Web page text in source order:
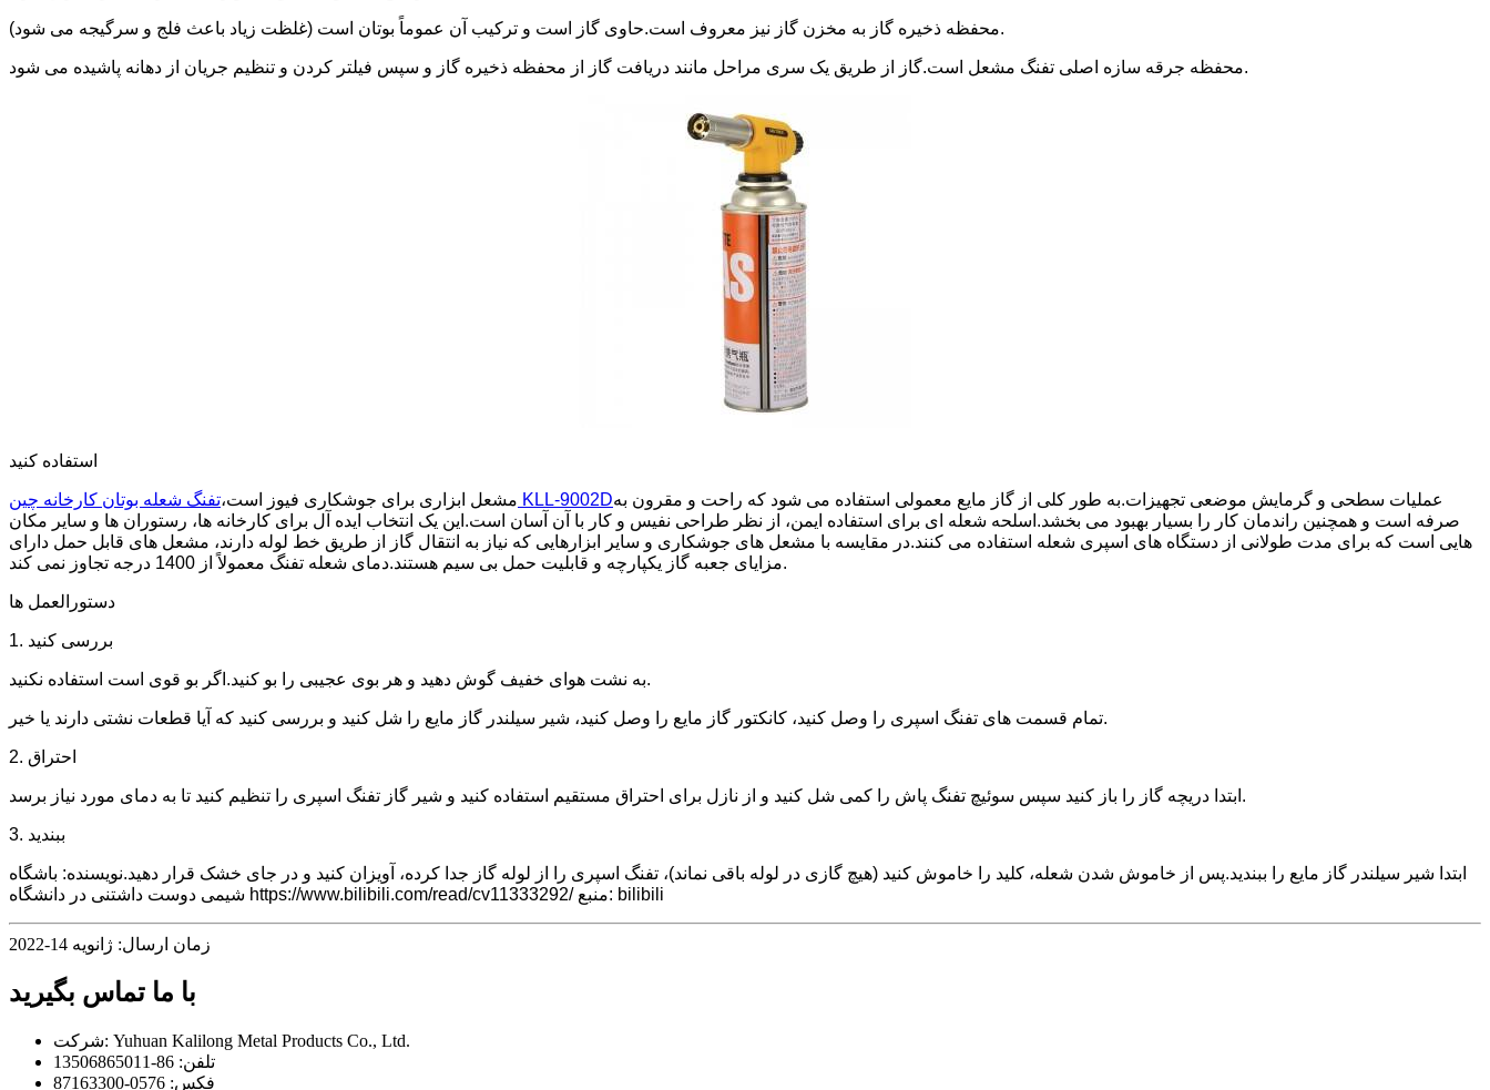
محفظه ذخیره گاز به مخزن گاز نیز معروف است.حاوی گاز است و ترکیب آن عموماً بوتان است (غلظت زیاد باعث فلج و سرگیجه می شود).
محفظه جرقه سازه اصلی تفنگ مشعل است.گاز از طریق یک سری مراحل مانند دریافت گاز از محفظه ذخیره گاز و سپس فیلتر کردن و تنظیم جریان از دهانه پاشیده می شود.
استفاده کنید
مشعل ابزاری برای جوشکاری فیوز است، تفنگ شعله بوتان کارخانه چین KLL-9002Dعملیات سطحی و گرمایش موضعی تجهیزات.به طور کلی از گاز مایع معمولی استفاده می شود که راحت و مقرون به
صرفه است و همچنین راندمان کار را بسیار بهبود می بخشد.اسلحه شعله ای برای استفاده ایمن، از نظر طراحی نفیس و کار با آن آسان است.این یک انتخاب ایده آل برای کارخانه ها، رستوران ها و سایر مکان
هایی است که برای مدت طولانی از دستگاه های اسپری شعله استفاده می کنند.در مقایسه با مشعل های جوشکاری و سایر ابزارهایی که نیاز به انتقال گاز از طریق خط لوله دارند، مشعل های قابل حمل دارای
مزایای جعبه گاز یکپارچه و قابلیت حمل بی سیم هستند.دمای شعله تفنگ معمولاً از 1400 درجه تجاوز نمی کند.
دستورالعمل ها
1. بررسی کنید
به نشت هوای خفیف گوش دهید و هر بوی عجیبی را بو کنید.اگر بو قوی است استفاده نکنید.
تمام قسمت های تفنگ اسپری را وصل کنید، کانکتور گاز مایع را وصل کنید، شیر سیلندر گاز مایع را شل کنید و بررسی کنید که آیا قطعات نشتی دارند یا خیر.
2. احتراق
ابتدا دریچه گاز را باز کنید سپس سوئیچ تفنگ پاش را کمی شل کنید و از نازل برای احتراق مستقیم استفاده کنید و شیر گاز تفنگ اسپری را تنظیم کنید تا به دمای مورد نیاز برسد.
3. ببندید
ابتدا شیر سیلندر گاز مایع را ببندید.پس از خاموش شدن شعله، کلید را خاموش کنید (هیچ گازی در لوله باقی نماند)، تفنگ اسپری را از لوله گاز جدا کرده، آویزان کنید و در جای خشک قرار دهید.نویسنده: باشگاه
شیمی دوست داشتنی در دانشگاه https://www.bilibili.com/read/cv11333292/ منبع: bilibili
زمان ارسال: ژانویه 14-2022
با ما تماس بگیرید
شرکت: Yuhuan Kalilong Metal Products Co., Ltd.
تلفن: 86-13506865011
فکس: 0576-87163300